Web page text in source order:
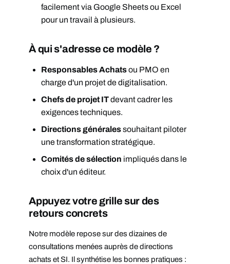
facilement via Google Sheets ou Excel
pour un travail à plusieurs.
À qui s'adresse ce modèle ?
Responsables Achatsou PMO en
charge d'un projet de digitalisation.
Chefs de projet ITdevant cadrer les
exigences techniques.
Directions généralessouhaitant piloter
une transformation stratégique.
Comités de sélection impliqués dans le
choix d'un éditeur.
Appuyez votre grille sur des
retours concrets
Notre modèle repose sur des dizaines de
consultations menées auprès de directions
achats et SI. Il synthétise les bonnes pratiques :